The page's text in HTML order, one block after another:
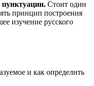
пунктуации. Стоит один
принцип построения
изучение русского
и как определить